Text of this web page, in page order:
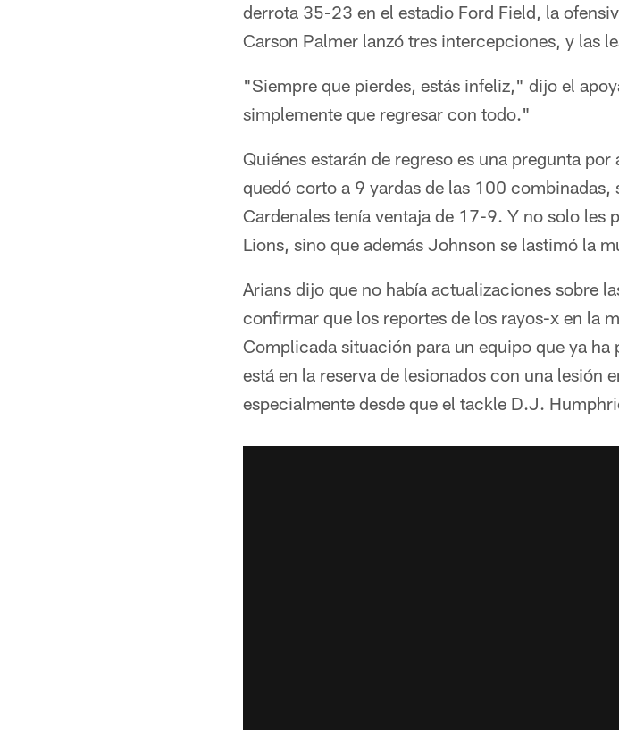
derrota 35-23 en el estadio Ford Field, la
Carson Palmer lanzó tres intercepciones, y las
"Siempre que pierdes, estás infeliz," dijo el
simplemente que regresar con todo."
Quiénes estarán de regreso es una pregunta
quedó corto a 9 yardas de las 100
Cardenales tenía ventaja de 17-9. Y no solo
Lions, sino que además Johnson se lastimó la
Arians dijo que no había actualizaciones sobre
confirmar que los reportes de los rayos-x en la
Complicada situación para un equipo que ya
está en la reserva de lesionados con una lesión
especialmente desde que el tackle D.J.